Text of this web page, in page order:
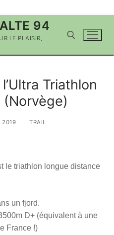
94
LE PLAISIR,
Triathlon
2019
TRAIL
le triathlon longue distance
un fjord.
D+ (équivalent à une
France !)